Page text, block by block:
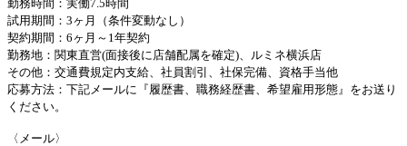
勤務時間：実働7.5時間
試用期間：3ヶ月（条件変動なし）
契約期間：6ヶ月～1年契約
勤務地：関東直営(面接後に店舗配属を確定)、ルミネ横浜店
その他：交通費規定内支給、社員割引、社保完備、資格手当他
応募方法：下記メールに『履歴書、職務経歴書、希望雇用形態』をお送り
ください。
〈メール〉